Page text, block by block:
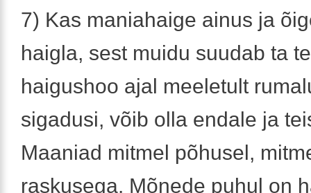
7) Kas maniahaige ainus ja
haigla, sest muidu suudab ta
haigushoo ajal meeletult
sigadusi, võib olla endale ja
Maaniad mitmel põhusel,
raskusega. Mõnede puhul on